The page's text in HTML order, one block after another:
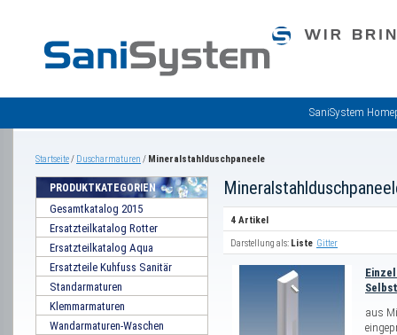
SaniSystem
Startseite/ Duscharmaturen / Mineralstahlduschpaneele
4 Artikel
Darstellung als: Liste Gitter
aus
PRODUKTKATEGORIEN
Gesamtkatalog 2015
Ersatzteilkatalog Rotter
Ersatzteilkatalog Aqua
Ersatzteile Kuhfuss Sanitär
Standarmaturen
Klemmarmaturen
Wandarmaturen-Waschen